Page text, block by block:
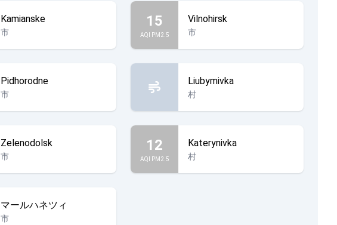
Kamianske
市
15
AQI PM2.5
Vilnohirsk
市
Pidhorodne
市
Liubymivka
村
Zelenodolsk
市
12
AQI PM2.5
Katerynivka
村
マールハネツィ
市